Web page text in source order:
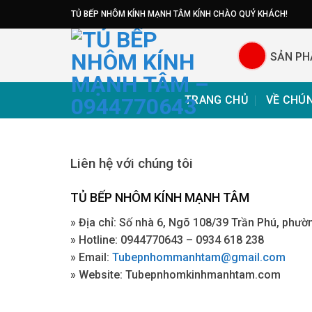
to
TỦ BẾP NHÔM KÍNH MẠNH TÂM KÍNH CHÀO QUÝ KHÁCH!
SẢN
TRANG CHỦ VỀ
Liên hệ với chúng tôi
TỦ BẾP NHÔM KÍNH MẠNH TÂM
» Địa chỉ: Số nhà 6, Ngõ 108/39 Trần Phú,
» Hotline: 0944770643 – 0934 618 238
» Email: Tubepnhommanhtam@gmail.com
» Website: Tubepnhomkinhmanhtam.com